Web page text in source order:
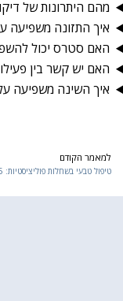
מהם היתרונות של
איך התזונה משפיעה
האם סטרס יכול
האם יש קשר בין
איך השינה משפיעה
Prev
למאמר הקודם